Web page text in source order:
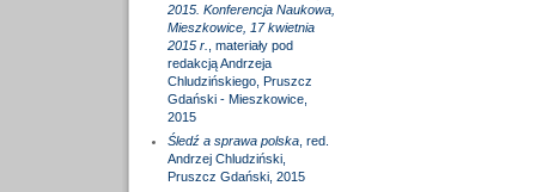
2015. Konferencja Naukowa,
Mieszkowice, 17 kwietnia
2015 r.
, materiały pod
redakcją Andrzeja
Chludzińskiego, Pruszcz
Gdański - Mieszkowice,
2015
Śledź a sprawa polska, red.
Andrzej Chludziński,
Pruszcz Gdański, 2015